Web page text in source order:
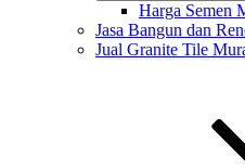
Harga Semen
Jasa Bangun dan
Jual Granite Tile